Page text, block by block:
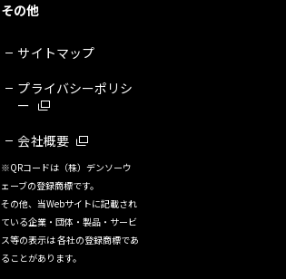
その他
サイトマップ
プライバシーポリシ
ー
会社概要
※QRコードは（株）デンソーウ
ェーブの登録商標です。
その他、当Webサイトに記載され
ている企業・団体・製品・サービ
ス等の表示は 各社の登録商標であ
ることがあります。